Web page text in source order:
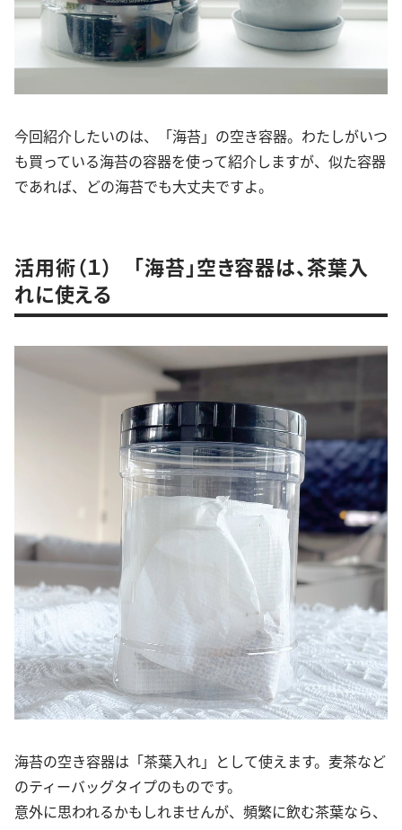
今回紹介したいのは、「海苔」の空き容器。わたしがいつ
も買っている海苔の容器を使って紹介しますが、似た容器
であれば、どの海苔でも大丈夫ですよ。
活用術（１） 「海苔」空き容器は、茶葉入
れに使える
海苔の空き容器は「茶葉入れ」として使えます。麦茶など
のティーバッグタイプのものです。
意外に思われるかもしれませんが、頻繁に飲む茶葉なら、